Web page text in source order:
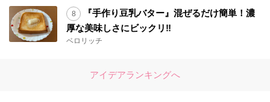
『手作り豆乳バター』混ぜるだけ簡単！濃
厚な美味しさにビックリ‼︎
ベロリッチ
アイデアランキングへ